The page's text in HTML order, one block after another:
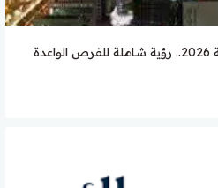
مستقبل الاستثمار في السعودية 2026.. رؤية شاملة للفرص الواعدة